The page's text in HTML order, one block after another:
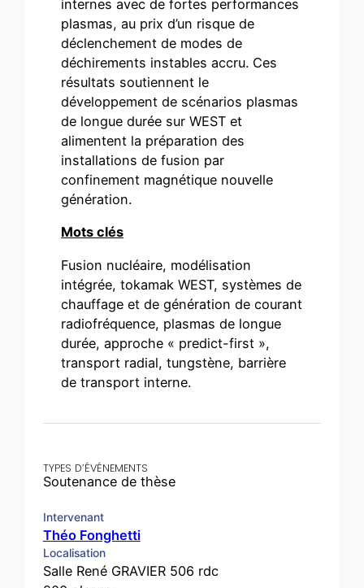
TYPES D’ÉVÉNEMENTS
Soutenance de thèse
Intervenant
Théo Fonghetti
Localisation
Salle René GRAVIER 506 rdc
internes avec de fortes performances
plasmas, au prix d’un risque de
déclenchement de modes de
déchirements instables accru. Ces
résultats soutiennent le
développement de scénarios plasmas
de longue durée sur WEST et
alimentent la préparation des
installations de fusion par
confinement magnétique nouvelle
génération.
Mots clés
Fusion nucléaire, modélisation
intégrée, tokamak WEST, systèmes de
chauffage et de génération de courant
radiofréquence, plasmas de longue
durée, approche « predict-first »,
transport radial, tungstène, barrière
de transport interne.